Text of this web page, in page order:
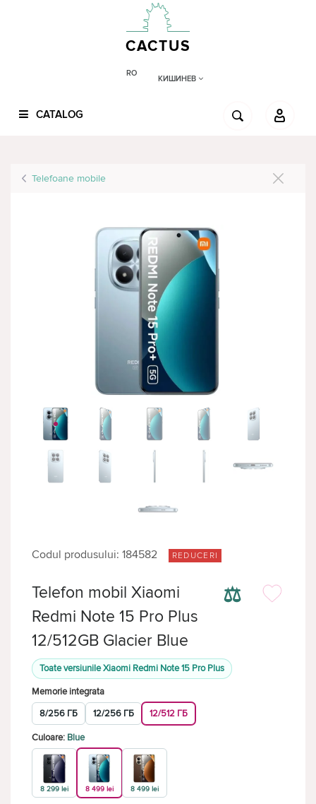
CACTUS
RO
КИШИНЕВ
CATALOG
Telefoane mobile
Codul produsului: 184582 REDUCERI
⚖
Telefon mobil Xiaomi
Redmi Note 15 Pro Plus
12/512GB Glacier Blue
Toate versiunile Xiaomi Redmi Note 15 Pro Plus
Memorie integrata
8/256 ГБ
12/256 ГБ 12/512 ГБ
Culoare: Blue
8 299 lei 8 499 lei 8 499 lei